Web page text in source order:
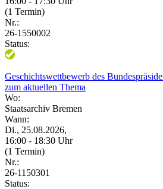
(1 Termin)
Nr.:
26-1550002
Status:
Geschichtswettbewerb des
zum aktuellen Thema
Wo:
Staatsarchiv Bremen
Wann:
Di., 25.08.2026,
16:00 - 18:30 Uhr
(1 Termin)
Nr.:
26-1150301
Status: